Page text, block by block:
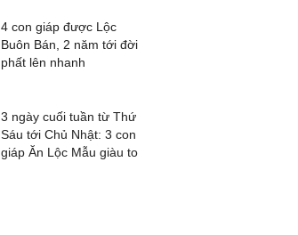
4 con giáp được Lộc
Buôn Bán, 2 năm tới đời
phất lên nhanh
3 ngày cuối tuần từ Thứ
Sáu tới Chủ Nhật: 3 con
giáp Ăn Lộc Mẫu giàu to